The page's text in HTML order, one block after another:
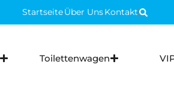
StartseiteÜber UnsKontakt
Toilettenwagen